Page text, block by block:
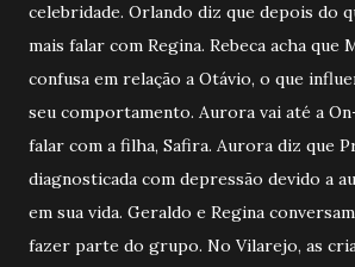
celebridade. Orlando diz que depois do
mais falar com Regina. Rebeca acha que
confusa em relação a Otávio, o que
seu comportamento. Aurora vai até a
falar com a filha, Safira. Aurora diz que
diagnosticada com depressão devido a
em sua vida. Geraldo e Regina
fazer parte do grupo. No Vilarejo, as